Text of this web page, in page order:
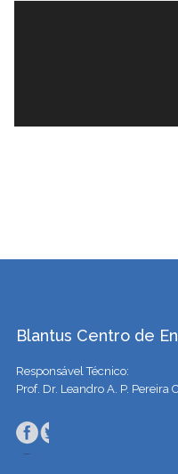
Blantus Centro de
Responsável Técnico:
Prof. Dr. Leandro A. P. Pereira